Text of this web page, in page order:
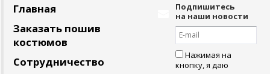
Главная
Заказать пошив
костюмов
Сотрудничество
Подпишитесь
на наши новости
Нажимая на
кнопку, я даю